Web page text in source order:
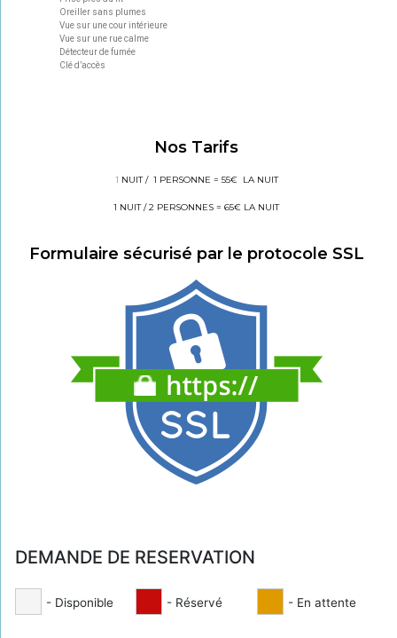
Oreiller sans plumes
Vue sur une cour intérieure
Vue sur une rue calme
Détecteur de fumée
Clé d’accès
Nos Tarifs
1 NUIT / 1 PERSONNE = 55€ LA NUIT
1 NUIT / 2 PERSONNES = 65€ LA NUIT
Formulaire sécurisé par le protocole SSL
DEMANDE DE RESERVATION
- Disponible - Réservé - En attente